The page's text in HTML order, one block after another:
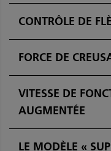
CONTRÔLE DE
FORCE DE
VITESSE DE
AUGMENTÉE
LE MODÈLE «